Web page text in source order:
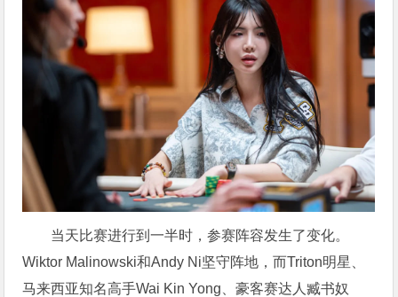
当天比赛进行到一半时，参赛阵容发生了变化。
Wiktor Malinowski和Andy Ni坚守阵地，而Triton明星、
马来西亚知名高手Wai Kin Yong、豪客赛达人臧书奴